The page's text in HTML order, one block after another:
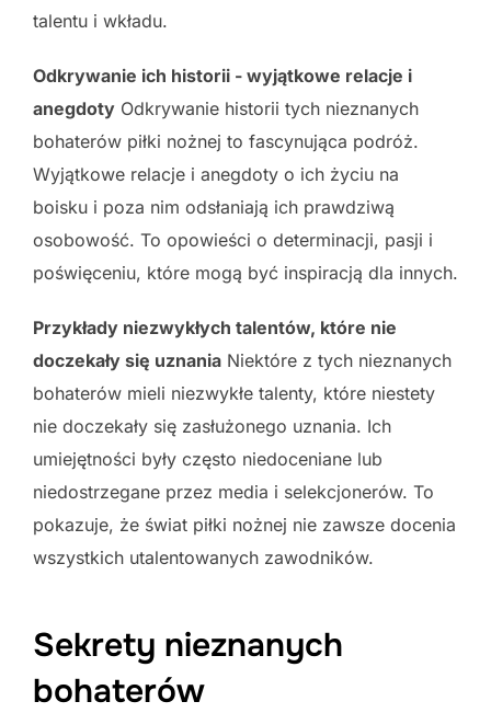
talentu i wkładu.
Odkrywanie ich historii - wyjątkowe relacje i
anegdoty Odkrywanie historii tych nieznanych
bohaterów piłki nożnej to fascynująca podróż.
Wyjątkowe relacje i anegdoty o ich życiu na
boisku i poza nim odsłaniają ich prawdziwą
osobowość. To opowieści o determinacji, pasji i
poświęceniu, które mogą być inspiracją dla innych.
Przykłady niezwykłych talentów, które nie
doczekały się uznania Niektóre z tych nieznanych
bohaterów mieli niezwykłe talenty, które niestety
nie doczekały się zasłużonego uznania. Ich
umiejętności były często niedoceniane lub
niedostrzegane przez media i selekcjonerów. To
pokazuje, że świat piłki nożnej nie zawsze docenia
wszystkich utalentowanych zawodników.
Sekrety nieznanych
bohaterów